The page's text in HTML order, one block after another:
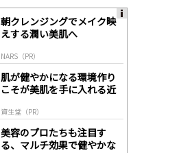
朝クレンジングでメイク映
えする潤い美肌へ
NARS（PR）
肌が健やかになる環境作り
こそが美肌を手に入れる近
資生堂（PR）
美容のプロたちも注目す
る、マルチ効果で健やかな